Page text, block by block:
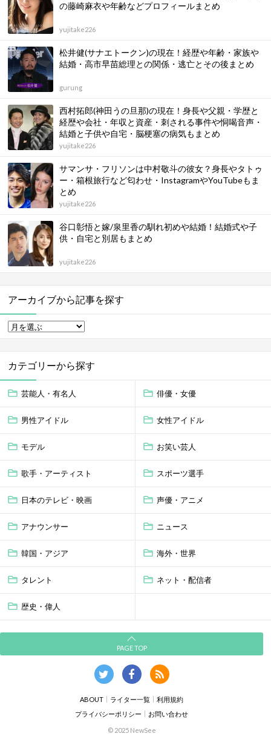
の藤崎麻衣や年齢などプロフィールまとめ
yujitake226
松井健(サナエトークン)の現在！経歴や年齢・家族や
結婚・高市早苗総理との関係・逃亡とその後まとめ
gurung
西村拓郎(神田うの旦那)の現在！身長や父親・学歴と
経歴や会社・年収と資産・刺される事件や恫喝音声・
結婚と子供や自宅・脳梗塞の病気もまとめ
yujitake226
サマンサ・フリソンは中村敬斗の彼女？身長やタトゥ
ー・箱根旅行など匂わせ・InstagramやYouTubeもま
とめ
yujitake226
谷口彰悟と嫁/泉里香の馴れ初めや結婚！結婚式や子
供・自宅と別居もまとめ
yujitake226
アーカイブから記事を探す
カテゴリーから探す
芸能人・有名人 俳優・女優
男性アイドル 女性アイドル
モデル お笑い芸人
歌手・アーティスト スポーツ選手
日本のテレビ・映画 声優・アニメ
アナウンサー ニュース
韓国・アジア 海外・世界
タレント ネット・配信者
歴史・偉人
PAGE TOP
ABOUT ライター一覧
利用規約
プライバシーポリシー
お問い合わせ
© 2025 NewSee